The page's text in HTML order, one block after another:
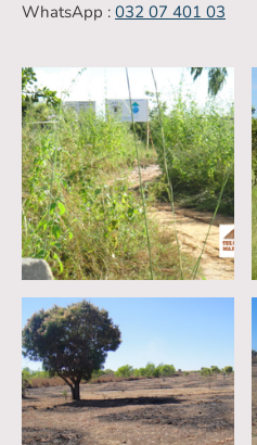
WhatsApp : 032 07 401 03